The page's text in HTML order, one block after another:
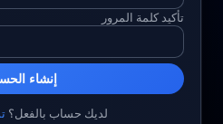
تأكيد كلمة المرور
إنشاء
لديك حساب بالفعل؟